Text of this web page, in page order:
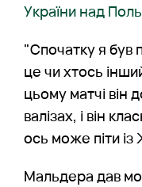
України над
"Спочатку я був
це чи хтось
цьому матчі він
валізах, і він
ось може піти
Мальдера дав